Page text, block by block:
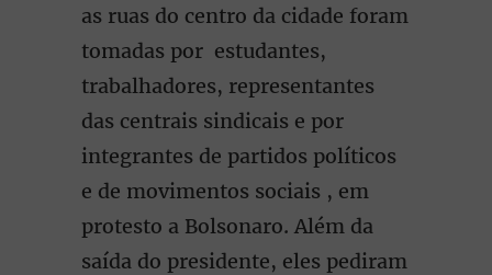
as ruas do centro da cidade foram
tomadas por estudantes,
trabalhadores, representantes
das centrais sindicais e por
integrantes de partidos políticos
e de movimentos sociais , em
protesto a Bolsonaro. Além da
saída do presidente, eles pediram